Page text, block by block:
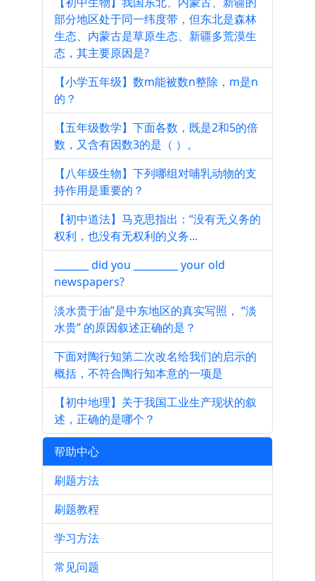
部分地区处于同一纬度带，但东北是森林
生态、内蒙古是草原生态、新疆多荒漠生
态，其主要原因是?
【小学五年级】数m能被数n整除，m是n
的？
【五年级数学】下面各数，既是2和5的倍
数，又含有因数3的是（ ）。
【八年级生物】下列哪组对哺乳动物的支
持作用是重要的？
【初中道法】马克思指出：“没有无义务的
权利，也没有无权利的义务...
_______ did you _________ your old
newspapers?
淡水贵于油”是中东地区的真实写照， “淡
水贵” 的原因叙述正确的是？
下面对陶行知第二次改名给我们的启示的
概括，不符合陶行知本意的一项是
【初中地理】关于我国工业生产现状的叙
述，正确的是哪个？
帮助中心
刷题方法
刷题教程
学习方法
常见问题